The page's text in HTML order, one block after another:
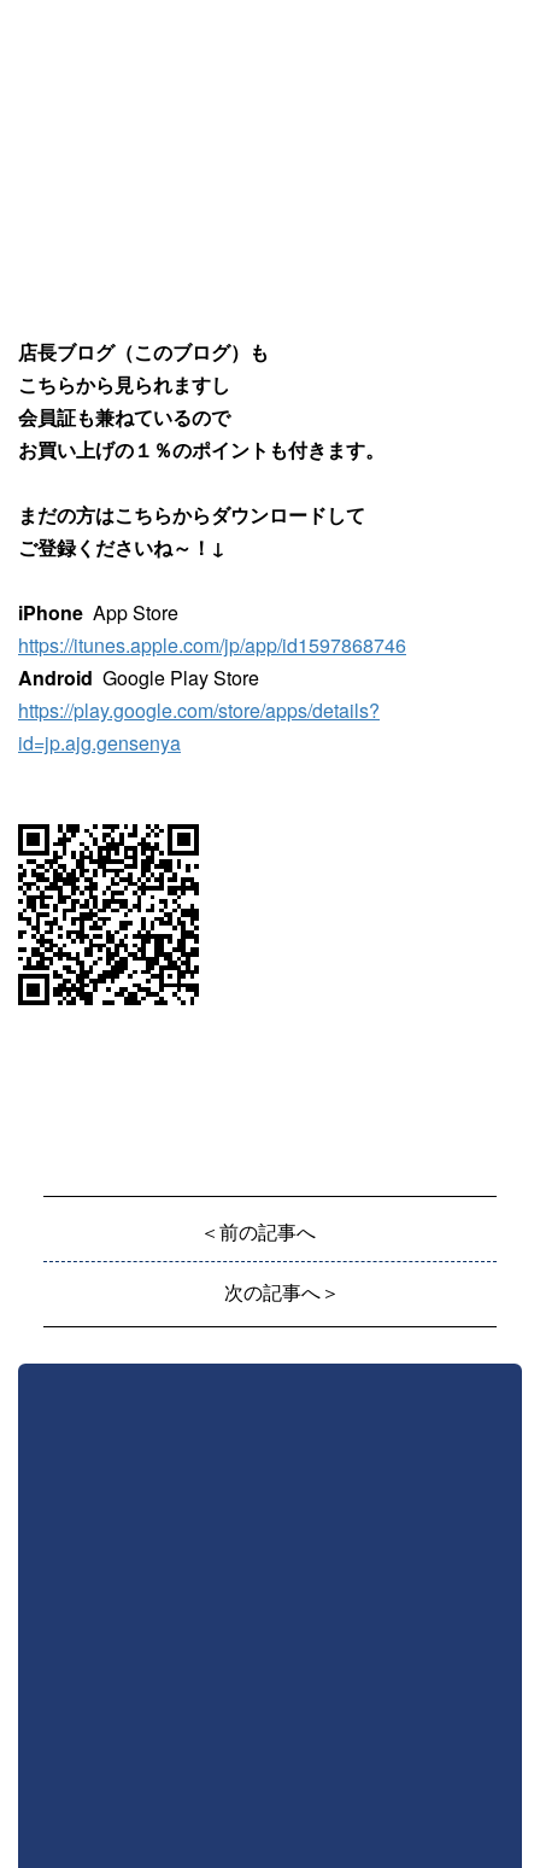
店長ブログ（このブログ）も
こちらから見られますし
会員証も兼ねているので
お買い上げの１％のポイントも付きます。
まだの方はこちらからダウンロードして
ご登録くださいね～！↓
iPhone App Store
https://itunes.apple.com/jp/app/id1597868746
Android Google Play Store
https://play.google.com/store/apps/details?
id=jp.ajg.gensenya
＜前の記事へ
次の記事へ＞